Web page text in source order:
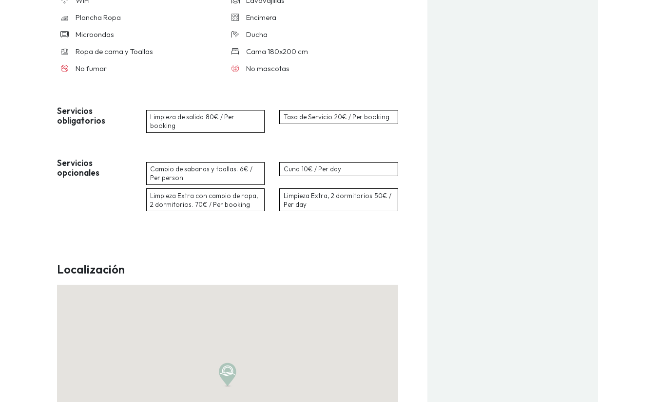
Plancha Ropa
Encimera
Microondas
Ducha
Ropa de cama y Toallas
Cama 180x200 cm
No fumar
No mascotas
Servicios
obligatorios
Limpieza de salida 80€ / Per
booking
Tasa de Servicio 20€ / Per booking
Servicios
opcionales
Cambio de sabanas y toallas. 6€ /
Per person
Cuna 10€ / Per day
Limpieza Extra con cambio de ropa,
2 dormitorios. 70€ / Per booking
Limpieza Extra, 2 dormitorios 50€ /
Per day
Localización